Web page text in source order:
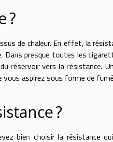
?
de chaleur. En effet, la
presque toutes les
réservoir vers la résistance.
aspirez sous forme de
?
bien choisir la résistance